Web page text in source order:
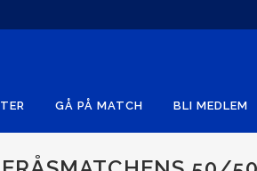
GÅ PÅ MATCH BLI MEDLEM